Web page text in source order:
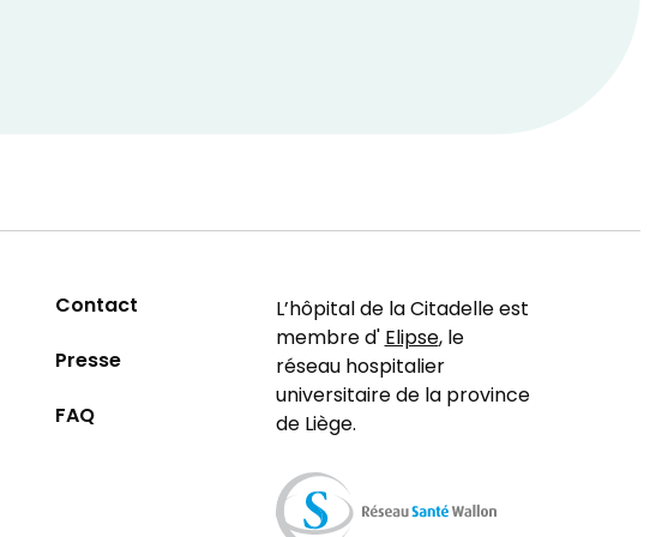
Contact
Presse
FAQ
L’hôpital de la Citadelle est
membre d'Elipse, le
réseau hospitalier
universitaire de la province
de Liège.